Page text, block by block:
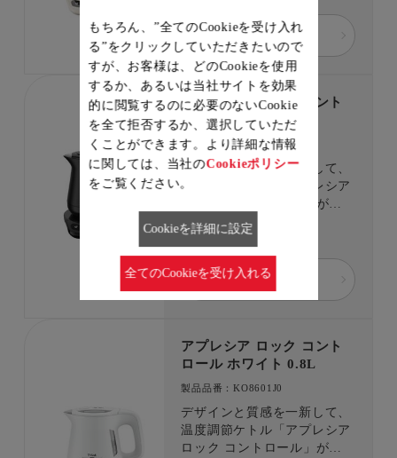
詳細を見る
アプレシア ロック コント
ロール ブラック 0.8L
製品品番：KO8608J0
デザインと質感を一新して、
温度調節ケトル「アプレシア
ロック コントロール」が登
場！ 9段階の温度調節であな
たの「美味しい」がきっと見
つかる。 「転倒してもお湯
がこぼれにくい」構造 と沸
騰時に注ぎ口から蒸気が出に
￥11,500
詳細を見る
アプレシア ロック コント
ロール ホワイト 0.8L
製品品番：KO8601J0
デザインと質感を一新して、
温度調節ケトル「アプレシア
ロック コントロール」が登
もちろん、”全てのCookieを受け入れ
る”をクリックしていただきたいので
すが、お客様は、どのCookieを使用
するか、あるいは当社サイトを効果
的に閲覧するのに必要のないCookie
を全て拒否するか、選択していただ
くことができます。より詳細な情報
に関しては、当社のCookieポリシー
をご覧ください。
Cookieを詳細に設定
全てのCookieを受け入れる